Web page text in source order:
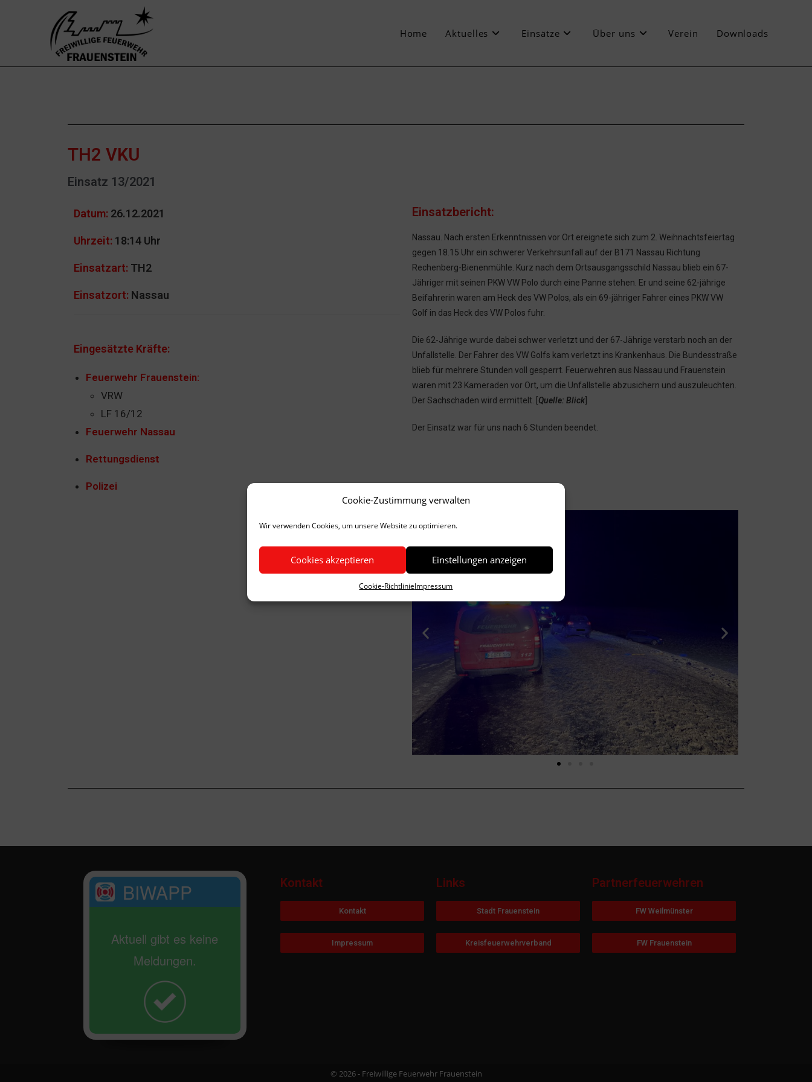
Cookie-Zustimmung verwalten
Wir verwenden Cookies, um unsere Website zu optimieren.
Cookies akzeptieren Einstellungen anzeigen
Cookie-RichtlinieImpressum
Home Aktuelles Einsätze Über uns Verein Downloads
TH2 VKU
Einsatz 13/2021
Datum: 26.12.2021
Uhrzeit: 18:14 Uhr
Einsatzart: TH2
Einsatzort: Nassau
Eingesätzte Kräfte:
Feuerwehr Frauenstein:
VRW
LF 16/12
Feuerwehr Nassau
Rettungsdienst
Polizei
Einsatzbericht:
Nassau. Nach ersten Erkenntnissen vor Ort ereignete sich zum 2. Weihnachtsfeiertag
gegen 18.15 Uhr ein schwerer Verkehrsunfall auf der B171 Nassau Richtung
Rechenberg-Bienenmühle. Kurz nach dem Ortsausgangsschild Nassau blieb ein 67-
Jähriger mit seinen PKW VW Polo durch eine Panne stehen. Er und seine 62-jährige
Beifahrerin waren am Heck des VW Polos, als ein 69-jähriger Fahrer eines PKW VW
Golf in das Heck des VW Polos fuhr.
Die 62-Jährige wurde dabei schwer verletzt und der 67-Jährige verstarb noch an der
Unfallstelle. Der Fahrer des VW Golfs kam verletzt ins Krankenhaus. Die Bundesstraße
blieb für mehrere Stunden voll gesperrt. Feuerwehren aus Nassau und Frauenstein
waren mit 23 Kameraden vor Ort, um die Unfallstelle abzusichern und auszuleuchten.
Der Sachschaden wird ermittelt.
Quelle: Blick
Der Einsatz war für uns nach 6 Stunden beendet.
BIWAPP
Aktuell gibt es keine
Meldungen.
Kontakt
Kontakt
Impressum
Links
Stadt Frauenstein
Kreisfeuerwehrverband
Partnerfeuerwehren
FW Weilmünster
FW Frauenstein
© 2026 - Freiwillige Feuerwehr Frauenstein